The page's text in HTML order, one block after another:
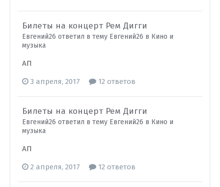
Билеты на концерт Рем Дигги
Евгений26 ответил в тему Евгений26 в Кино и
музыка
АП
3 апреля, 2017 12 ответов
Билеты на концерт Рем Дигги
Евгений26 ответил в тему Евгений26 в Кино и
музыка
АП
2 апреля, 2017 12 ответов